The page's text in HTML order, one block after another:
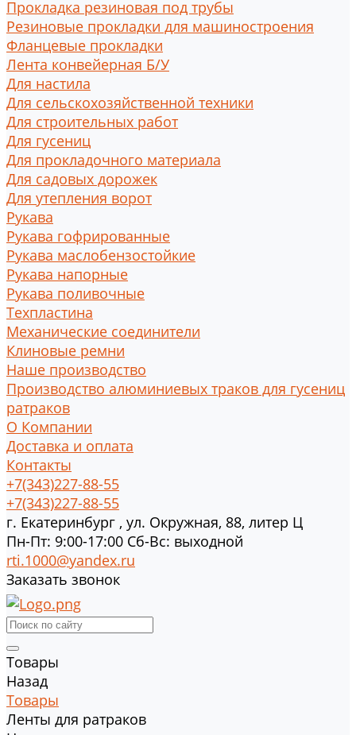
Прокладка резиновая под трубы
Резиновые прокладки для машиностроения
Фланцевые прокладки
Лента конвейерная Б/У
Для настила
Для сельскохозяйственной техники
Для строительных работ
Для гусениц
Для прокладочного материала
Для садовых дорожек
Для утепления ворот
Рукава
Рукава гофрированные
Рукава маслобензостойкие
Рукава напорные
Рукава поливочные
Техпластина
Механические соединители
Клиновые ремни
Наше производство
Производство алюминиевых траков для гусениц
ратраков
О Компании
Доставка и оплата
Контакты
+7(343)227-88-55
+7(343)227-88-55
г. Екатеринбург , ул. Окружная, 88, литер Ц
Пн-Пт: 9:00-17:00 Cб-Вс: выходной
rti.1000@yandex.ru
Заказать звонок
Товары
Назад
Товары
Ленты для ратраков